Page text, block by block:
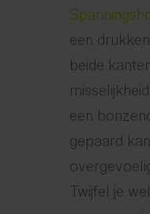
een
beide
een
gepaard
Twijfel je